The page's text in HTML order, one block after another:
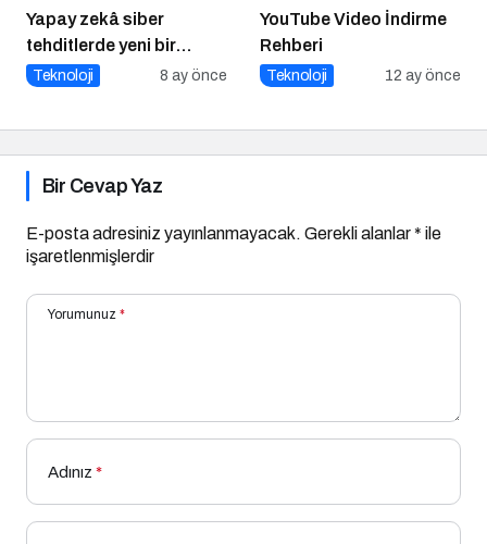
Yapay zekâ siber
tehditlerde yeni bir
dönemi başlatıyor
Teknoloji 8 ay önce
YouTube Video İndirme
Rehberi
Teknoloji 12 ay önce
Bir Cevap Yaz
E-posta adresiniz yayınlanmayacak. Gerekli alanlar* ile
işaretlenmişlerdir
Yorumunuz *
Adınız *